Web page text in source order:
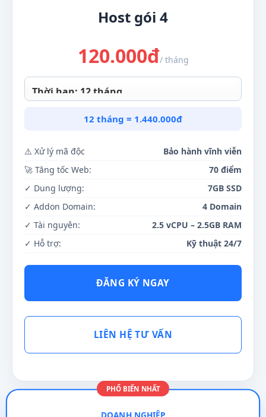
Host gói 4
120.000đ/ tháng
12 tháng = 1.440.000đ
⚠️ Xử lý mã độc
Bảo hành vĩnh viễn
🚀 Tăng tốc Web:
70 điểm
✓ Dung lượng:
7GB SSD
✓ Addon Domain:
4 Domain
✓ Tài nguyên:
2.5 vCPU – 2.5GB RAM
✓ Hỗ trợ:
Kỹ thuật 24/7
ĐĂNG KÝ NGAY
LIÊN HỆ TƯ VẤN
PHỔ BIẾN NHẤT